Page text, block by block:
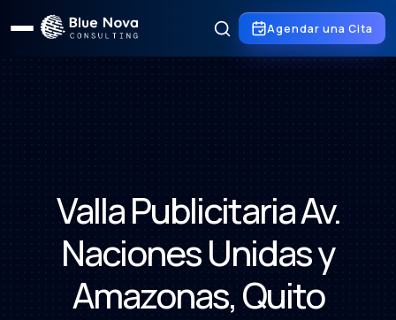
Agendar una Cita
Valla Publicitaria Av.
Naciones Unidas y
Amazonas, Quito